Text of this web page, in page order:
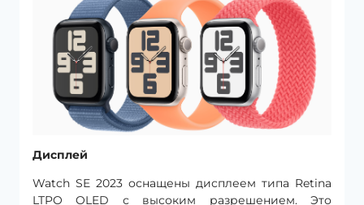
Дисплей
Watch SE 2023 оснащены дисплеем типа Retina
LTPO OLED с высоким разрешением. Это